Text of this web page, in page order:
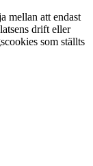
mellan att endast
drift eller
som ställts